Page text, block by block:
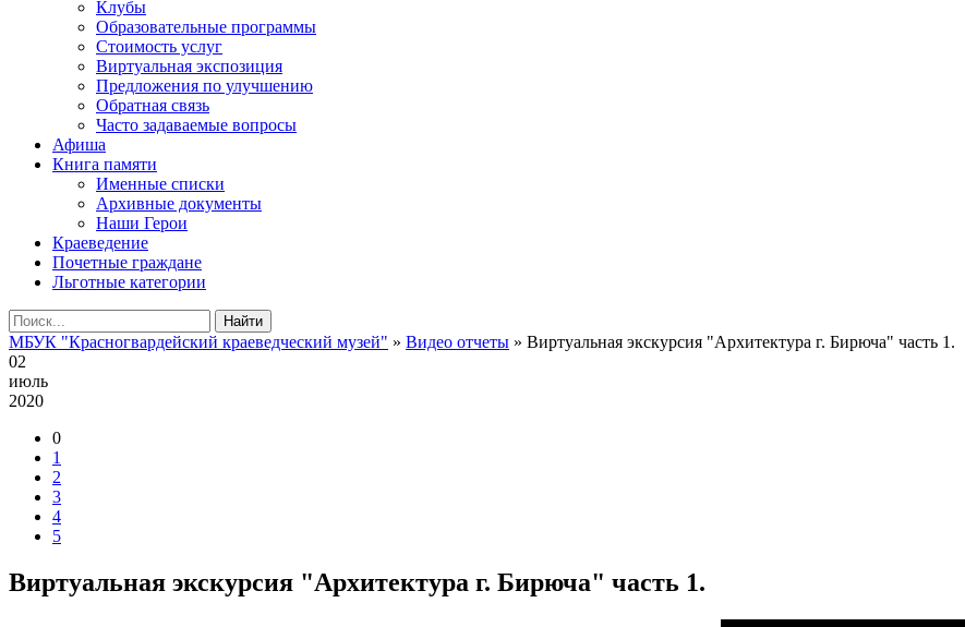
Клубы
Образовательные программы
Стоимость услуг
Виртуальная экспозиция
Предложения по улучшению
Обратная связь
Часто задаваемые вопросы
Афиша
Книга памяти
Именные списки
Архивные документы
Наши Герои
Краеведение
Почетные граждане
Льготные категории
Найти
МБУК "Красногвардейский краеведческий музей" » Видео отчеты » Виртуальная экскурсия "Архитектура г. Бирюча" часть 1.
02
июль
2020
0
1
2
3
4
5
Виртуальная экскурсия "Архитектура г. Бирюча" часть 1.